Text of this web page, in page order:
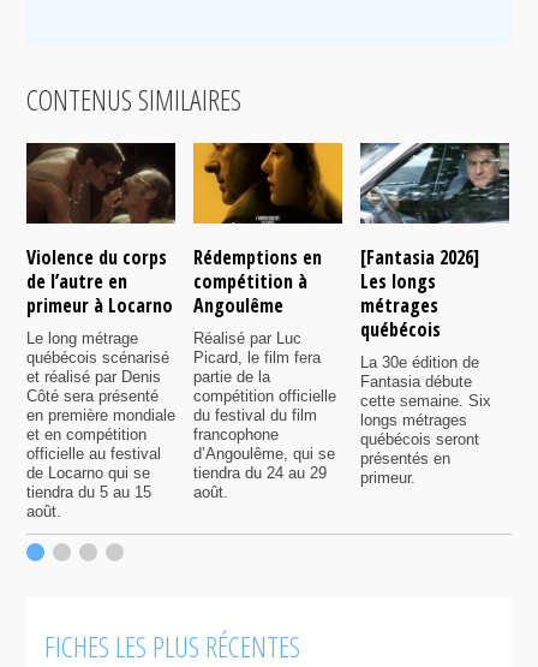
CONTENUS SIMILAIRES
Violence du corps
de l’autre en
primeur à Locarno
Le long métrage
québécois scénarisé
et réalisé par Denis
Côté sera présenté
en première mondiale
et en compétition
officielle au festival
de Locarno qui se
tiendra du 5 au 15
août.
Rédemptions en
compétition à
Angoulême
Réalisé par Luc
Picard, le film fera
partie de la
compétition officielle
du festival du film
francophone
d’Angoulême, qui se
tiendra du 24 au 29
août.
[Fantasia 2026]
Les longs
métrages
québécois
La 30e édition de
Fantasia débute
cette semaine. Six
longs métrages
québécois seront
présentés en
primeur.
FICHES LES PLUS RÉCENTES